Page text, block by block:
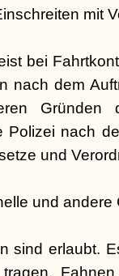
mit
bei
nach dem
Gründen
Polizei nach
und
und andere
sind erlaubt.